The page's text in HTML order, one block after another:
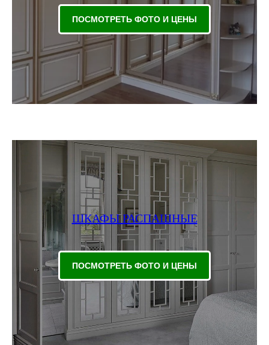
ПОСМОТРЕТЬ ФОТО И ЦЕНЫ
ШКАФЫ РАСПАШНЫЕ
ПОСМОТРЕТЬ ФОТО И ЦЕНЫ